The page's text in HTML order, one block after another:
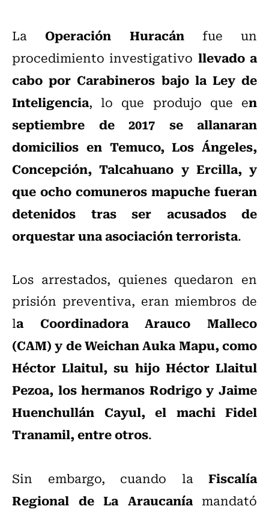
LaOperación Huracánfue un
procedimiento investigativo llevado a
cabo por Carabineros bajo la Ley de
Inteligencia, lo que produjo que en
septiembre de 2017 se allanaran
domicilios en Temuco, Los Ángeles,
Concepción, Talcahuano y Ercilla, y
que ocho comuneros mapuche fueran
detenidos tras ser acusados de
orquestar una asociación terrorista.
Los arrestados, quienes quedaron en
prisión preventiva, eran miembros de
la Coordinadora Arauco Malleco
(CAM) y de Weichan Auka Mapu, como
Héctor Llaitul, su hijo Héctor Llaitul
Pezoa, los hermanos Rodrigo y Jaime
Huenchullán Cayul, el machi Fidel
Tranamil, entre otros.
Sin embargo, cuando la Fiscalía
Regional de La Araucaníamandató